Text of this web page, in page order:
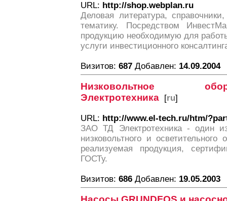
URL: http://shop.webplan.ru
Деловая литература,
тематику. Посредством
продукцию необходимую для
услуги инвестиционного
Визитов: 687 Добавлен: 14.09.2004
Низковольтное
Электротехника [ru]
URL: http://www.el-tech.ru/htm/
ЗАО ТД Электротехника - один
низковольтного и
реализуемая продукция,
ГОСТу.
Визитов: 686 Добавлен: 19.05.2003